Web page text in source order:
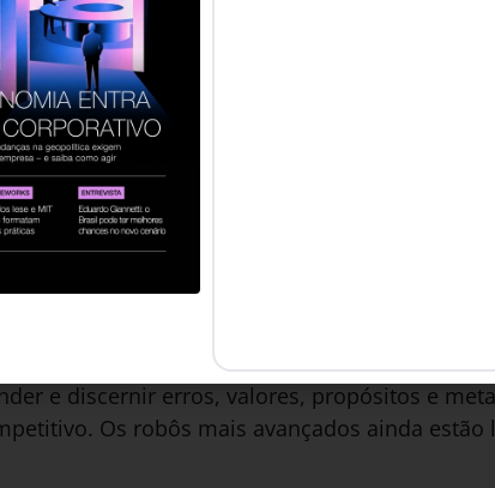
a ouvir os outros para que nossos
erros desnecessários.
erro maior que estar sempre certo”. De
Não importa o que você diga, a resposta
em suas afirmações, sempre dispostas
última palavra sobre qualquer assunto.
é cada vez mais fatal. Não apenas
que são incapazes de trabalhar em
de serviço. Com a vertiginosa escalada da
e discernir erros, valores, propósitos e
Os robôs mais avançados ainda estão